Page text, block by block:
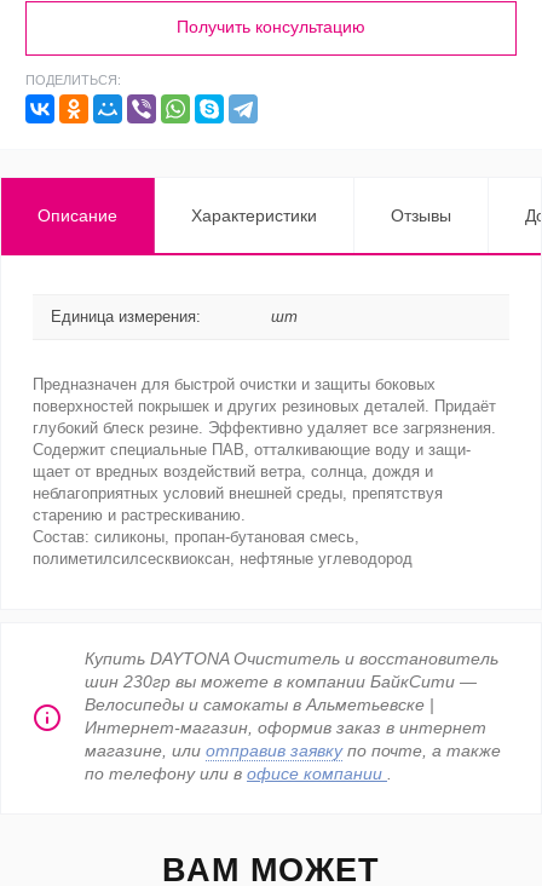
Получить консультацию
ПОДЕЛИТЬСЯ:
Описание Характеристики Отзывы
Единица измерения: шт
Предназначен для быстрой очистки и защиты боковых
поверхностей покрышек и других резиновых деталей. Придаёт
глубокий блеск резине. Эффективно удаляет все загрязнения.
Содержит специальные ПАВ, отталкивающие воду и защи-
щает от вредных воздействий ветра, солнца, дождя и
неблагоприятных условий внешней среды, препятствуя
старению и растрескиванию.
Состав: силиконы, пропан-бутановая смесь,
полиметилсилсесквиоксан, нефтяные углеводород
Купить DAYTONA Очиститель и восстановитель
шин 230гр вы можете в компании БайкСити —
Велосипеды и самокаты в Альметьевске |
Интернет-магазин, оформив заказ в интернет
магазине, или отправив заявкупо почте, а также
по телефонуили в офисе компании
ВАМ МОЖЕТ